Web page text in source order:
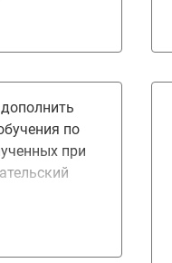
по
при